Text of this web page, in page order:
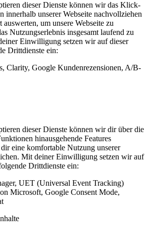
dieser Dienste können wir das Klick-
innerhalb unserer Webseite nachvollziehen
auswerten, um unsere Webseite zu
Nutzungserlebnis insgesamt laufend zu
Einwilligung setzen wir auf dieser
Drittdienste ein:
Clarity, Google Kundenrezensionen, A/B-
dieser Dienste können wir dir über die
hinausgehende Features
eine komfortable Nutzung unserer
Mit deiner Einwilligung setzen wir auf
Drittdienste ein:
UET (Universal Event Tracking)
Microsoft, Google Consent Mode,